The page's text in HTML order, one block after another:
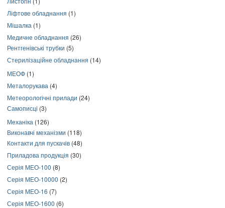
Ліфтове обладнання (1)
Мішалка (1)
Медичне обладнання (26)
Рентгенівські трубки (5)
Стерилізаційне обладнання (14)
МЕОФ (1)
Металорукава (4)
Метеорологічні прилади (24)
Самописці (3)
Механіка (126)
Виконавчі механізми (118)
Контакти для пускачів (48)
Приладова продукція (30)
Серія МЕО-100 (8)
Серія МЕО-10000 (2)
Серія МЕО-16 (7)
Серія МЕО-1600 (6)